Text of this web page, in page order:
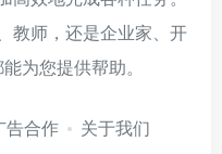
教师，还是企业家、开
为您提供帮助。
告合作 关于我们